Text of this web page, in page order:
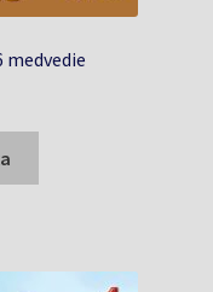
medvedie
€.